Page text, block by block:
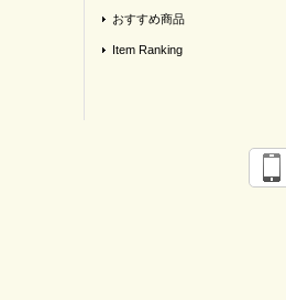
おすすめ商品
Item Ranking